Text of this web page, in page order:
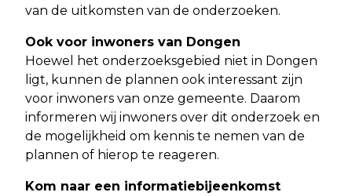
van de uitkomsten van de onderzoeken.
Ook voor inwoners van Dongen
Hoewel het onderzoeksgebied niet in Dongen
ligt, kunnen de plannen ook interessant zijn
voor inwoners van onze gemeente. Daarom
informeren wij inwoners over dit onderzoek en
de mogelijkheid om kennis te nemen van de
plannen of hierop te reageren.
Kom naar een informatiebijeenkomst